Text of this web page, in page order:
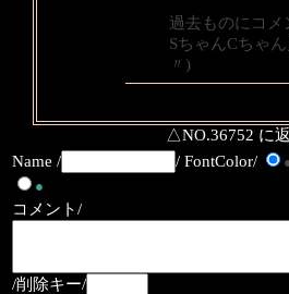
過去ものにコメ
SちゃんCちゃ
〃)
△NO.36752 に
Name /
/ FontColor/
●
コメント/
/削除キー/